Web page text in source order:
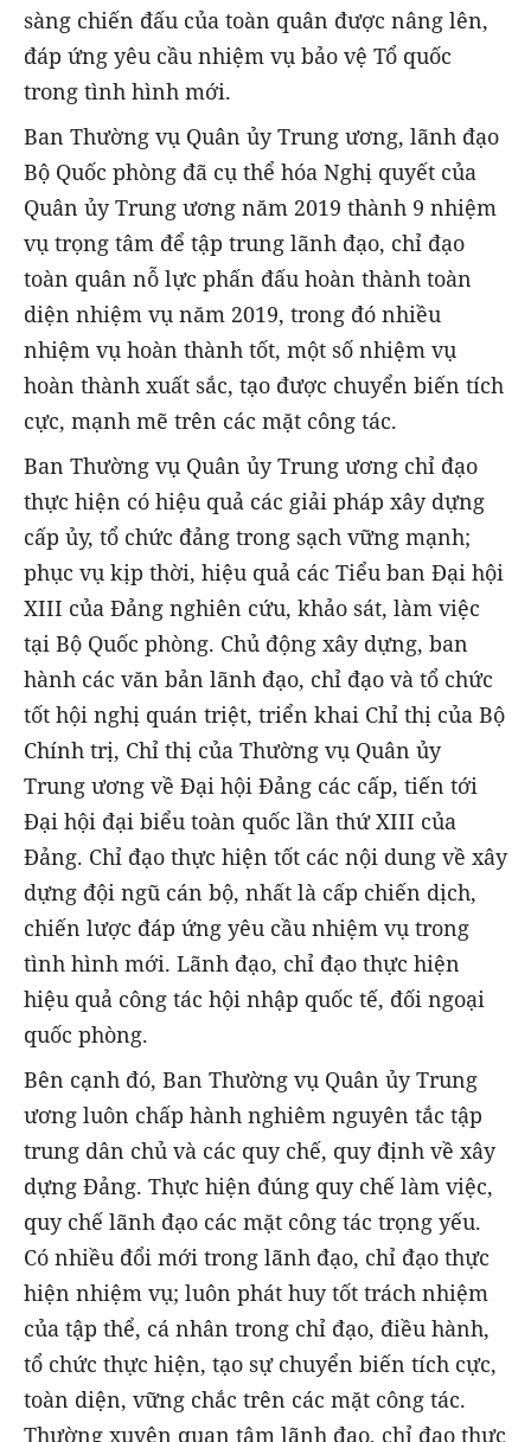
sàng chiến đấu của toàn quân được nâng lên,
đáp ứng yêu cầu nhiệm vụ bảo vệ Tổ quốc
trong tình hình mới.
Ban Thường vụ Quân ủy Trung ương, lãnh đạo
Bộ Quốc phòng đã cụ thể hóa Nghị quyết của
Quân ủy Trung ương năm 2019 thành 9 nhiệm
vụ trọng tâm để tập trung lãnh đạo, chỉ đạo
toàn quân nỗ lực phấn đấu hoàn thành toàn
diện nhiệm vụ năm 2019, trong đó nhiều
nhiệm vụ hoàn thành tốt, một số nhiệm vụ
hoàn thành xuất sắc, tạo được chuyển biến tích
cực, mạnh mẽ trên các mặt công tác.
Ban Thường vụ Quân ủy Trung ương chỉ đạo
thực hiện có hiệu quả các giải pháp xây dựng
cấp ủy, tổ chức đảng trong sạch vững mạnh;
phục vụ kịp thời, hiệu quả các Tiểu ban Đại hội
XIII của Đảng nghiên cứu, khảo sát, làm việc
tại Bộ Quốc phòng. Chủ động xây dựng, ban
hành các văn bản lãnh đạo, chỉ đạo và tổ chức
tốt hội nghị quán triệt, triển khai Chỉ thị của Bộ
Chính trị, Chỉ thị của Thường vụ Quân ủy
Trung ương về Đại hội Đảng các cấp, tiến tới
Đại hội đại biểu toàn quốc lần thứ XIII của
Đảng. Chỉ đạo thực hiện tốt các nội dung về xây
dựng đội ngũ cán bộ, nhất là cấp chiến dịch,
chiến lược đáp ứng yêu cầu nhiệm vụ trong
tình hình mới. Lãnh đạo, chỉ đạo thực hiện
hiệu quả công tác hội nhập quốc tế, đối ngoại
quốc phòng.
Bên cạnh đó, Ban Thường vụ Quân ủy Trung
ương luôn chấp hành nghiêm nguyên tắc tập
trung dân chủ và các quy chế, quy định về xây
dựng Đảng. Thực hiện đúng quy chế làm việc,
quy chế lãnh đạo các mặt công tác trọng yếu.
Có nhiều đổi mới trong lãnh đạo, chỉ đạo thực
hiện nhiệm vụ; luôn phát huy tốt trách nhiệm
của tập thể, cá nhân trong chỉ đạo, điều hành,
tổ chức thực hiện, tạo sự chuyển biến tích cực,
toàn diện, vững chắc trên các mặt công tác.
Thường xuyên quan tâm lãnh đạo, chỉ đạo thực